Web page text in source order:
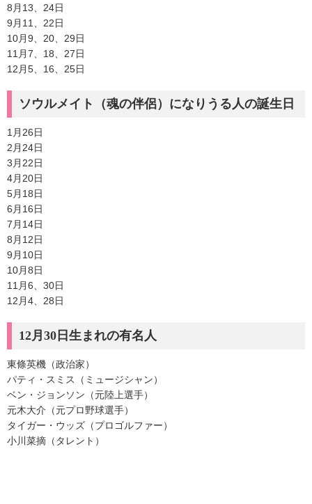
8月13、24日
9月11、22日
10月9、20、29日
11月7、18、27日
12月5、16、25日
ソウルメイト（魂の伴侶）になりうる人の誕生日
1月26日
2月24日
3月22日
4月20日
5月18日
6月16日
7月14日
8月12日
9月10日
10月8日
11月6、30日
12月4、28日
12月30日生まれの有名人
東條英機（政治家）
パティ・スミス（ミュージシャン）
ベン・ジョンソン（元陸上選手）
元木大介（元プロ野球選手）
タイガー・ウッズ（プロゴルファー）
小川菜摘（タレント）